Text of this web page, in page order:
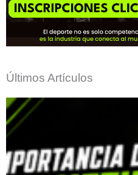
Últimos Artículos